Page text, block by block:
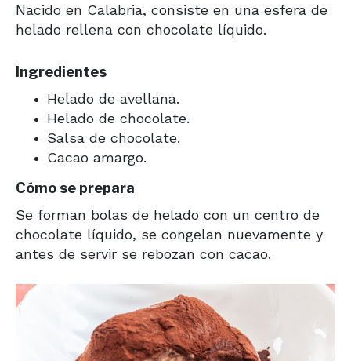
Nacido en Calabria, consiste en una esfera de
helado rellena con chocolate líquido.
Ingredientes
Helado de avellana.
Helado de chocolate.
Salsa de chocolate.
Cacao amargo.
Cómo se prepara
Se forman bolas de helado con un centro de
chocolate líquido, se congelan nuevamente y
antes de servir se rebozan con cacao.